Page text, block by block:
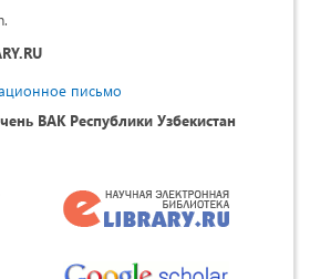
письмо
ВАК Республики Узбекистан